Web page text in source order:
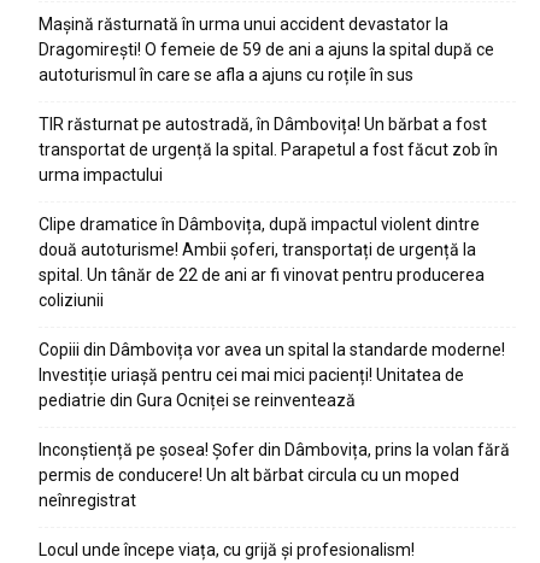
Mașină răsturnată în urma unui accident devastator la
Dragomirești! O femeie de 59 de ani a ajuns la spital după ce
autoturismul în care se afla a ajuns cu roțile în sus
TIR răsturnat pe autostradă, în Dâmbovița! Un bărbat a fost
transportat de urgență la spital. Parapetul a fost făcut zob în
urma impactului
Clipe dramatice în Dâmbovița, după impactul violent dintre
două autoturisme! Ambii șoferi, transportați de urgență la
spital. Un tânăr de 22 de ani ar fi vinovat pentru producerea
coliziunii
Copiii din Dâmbovița vor avea un spital la standarde moderne!
Investiție uriașă pentru cei mai mici pacienți! Unitatea de
pediatrie din Gura Ocniței se reinventează
Inconștiență pe șosea! Șofer din Dâmbovița, prins la volan fără
permis de conducere! Un alt bărbat circula cu un moped
neînregistrat
Locul unde începe viața, cu grijă și profesionalism!